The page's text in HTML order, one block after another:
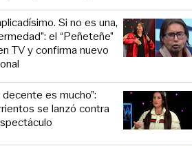
Si no es una,
el “Peñeteñe”
TV y confirma nuevo
es mucho”:
se lanzó contra